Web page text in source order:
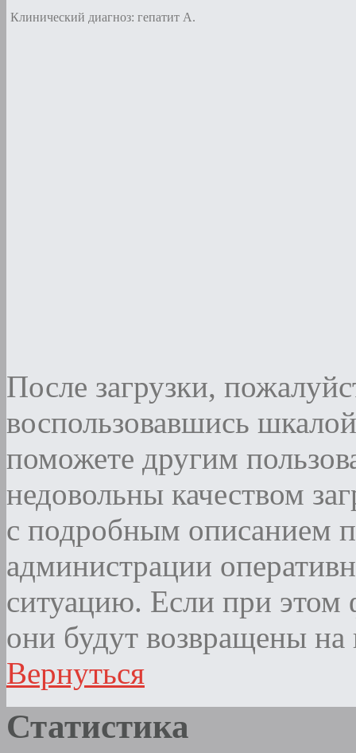
Клинический диагноз: гепатит А.
После загрузки,
воспользовавшись
поможете другим
недовольны качеством
с подробным описанием
администрации
ситуацию. Если при этом
они будут возвращены на
Вернуться
Статистика